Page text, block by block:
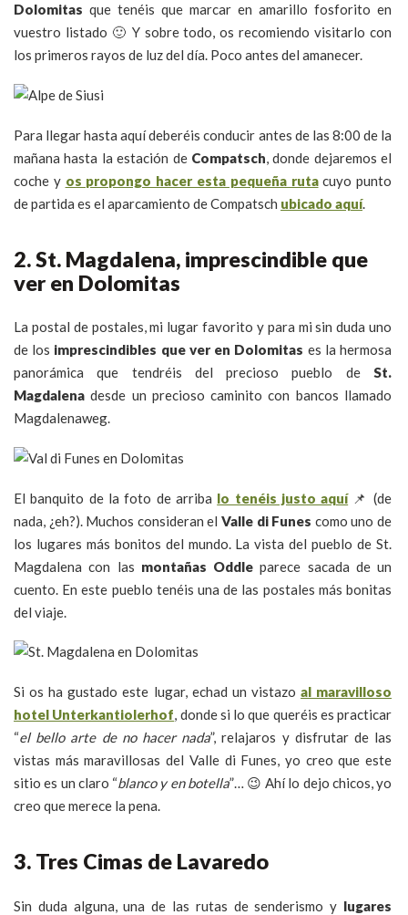
Dolomitas que tenéis que marcar en amarillo fosforito en
vuestro listado 🙂 Y sobre todo, os recomiendo visitarlo con
los primeros rayos de luz del día. Poco antes del amanecer.
Para llegar hasta aquí deberéis conducir antes de las 8:00 de la
mañana hasta la estación de Compatsch, donde dejaremos el
coche y os propongo hacer esta pequeña rutacuyo punto
de partida es el aparcamiento de Compatsch ubicado aquí.
2. St. Magdalena, imprescindible que
ver en Dolomitas
La postal de postales, mi lugar favorito y para mi sin duda uno
de los imprescindibles que ver en Dolomitas es la hermosa
panorámica que tendréis del precioso pueblo deSt.
Magdalena desde un precioso caminito con bancos llamado
Magdalenaweg.
El banquito de la foto de arriba lo tenéis justo aquí📌 (de
nada, ¿eh?). Muchos consideran elValle di Funes como uno de
los lugares más bonitos del mundo. La vista del pueblo de St.
Magdalena con las montañas Oddle parece sacada de un
cuento. En este pueblo tenéis una de las postales más bonitas
del viaje.
Si os ha gustado este lugar, echad un vistazo al maravilloso
hotel Unterkantiolerhof, donde si lo que queréis es practicar
“el bello arte de no hacer nada”, relajaros y disfrutar de las
vistas más maravillosas del Valle di Funes, yo creo que este
sitio es un claro “blanco y en botella”… 😉 Ahí lo dejo chicos, yo
creo que merece la pena.
3. Tres Cimas de Lavaredo
Sin duda alguna, una de las rutas de senderismo y lugares